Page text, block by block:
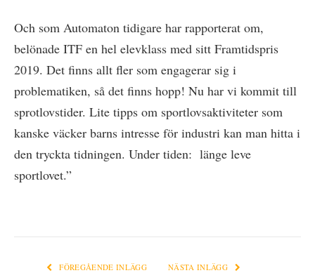
Och som Automaton tidigare har rapporterat om,
belönade ITF en hel elevklass med sitt Framtidspris
2019. Det finns allt fler som engagerar sig i
problematiken, så det finns hopp! Nu har vi kommit till
sprotlovstider. Lite tipps om sportlovsaktiviteter som
kanske väcker barns intresse för industri kan man hitta i
den tryckta tidningen. Under tiden: länge leve
sportlovet.”
FÖREGÅENDE INLÄGG NÄSTA INLÄGG